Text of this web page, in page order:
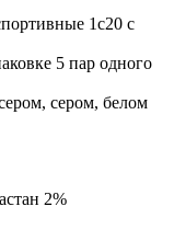
1с20 с
5 пар одного
сером, белом
2%